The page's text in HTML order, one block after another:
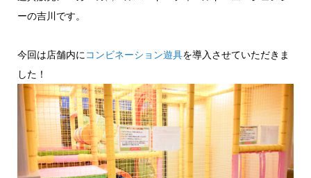
ーの吉川です。
今回は店舗内に コンビネーション遊具を導入させていただきま
した！